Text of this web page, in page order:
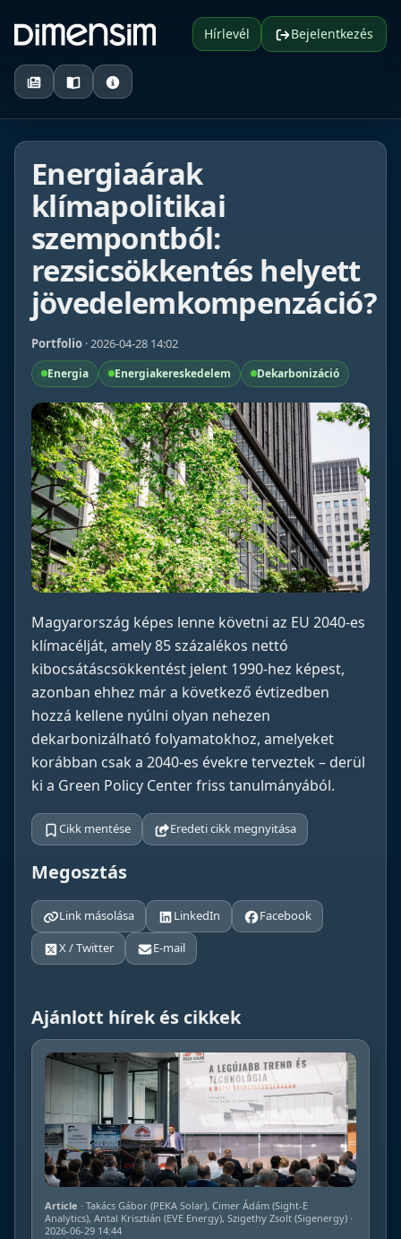
Hírlevél Bejelentkezés
Energiaárak
klímapolitikai
szempontból:
rezsicsökkentés helyett
jövedelemkompenzáció?
Portfolio · 2026-04-28 14:02
Energia Energiakereskedelem Dekarbonizáció
Magyarország képes lenne követni az EU 2040-es
klímacélját, amely 85 százalékos nettó
kibocsátáscsökkentést jelent 1990-hez képest,
azonban ehhez már a következő évtizedben
hozzá kellene nyúlni olyan nehezen
dekarbonizálható folyamatokhoz, amelyeket
korábban csak a 2040-es évekre terveztek – derül
ki a Green Policy Center friss tanulmányából.
Cikk mentése Eredeti cikk megnyitása
Megosztás
Link másolása LinkedIn
Facebook
X / Twitter
E-mail
Ajánlott hírek és cikkek
Article · Takács Gábor (PEKA Solar), Cimer Ádám (Sight-E
Analytics), Antal Krisztián (EVE Energy), Szigethy Zsolt (Sigenergy) ·
2026-06-29 14:44